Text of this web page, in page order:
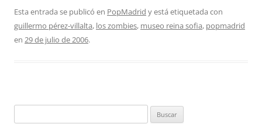
Esta entrada se publicó en PopMadrid y está etiquetada con
guillermo pérez-villalta, los zombies, museo reina sofia, popmadrid
en 29 de julio de 2006.